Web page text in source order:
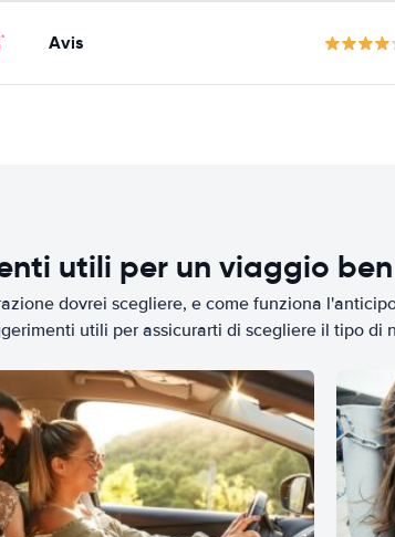
Avis
utili per un viaggio
dovrei scegliere, e come funziona
utili per assicurarti di scegliere il tipo di